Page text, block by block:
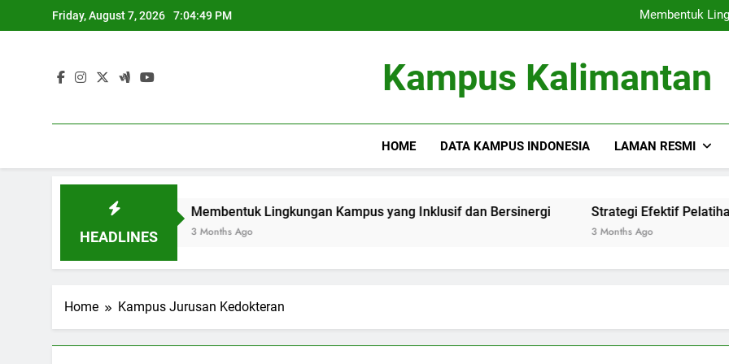
to
Friday, August 7, 2026 7:04:49 PM
Membentuk
Strategi Efektif Pelatihan
Membentuk
Strategi Efektif Pelatihan
Kampus Kalimantan
HOME DATA KAMPUS INDONESIA LAMAN RESMI
HEADLINES
Membentuk Lingkungan Kampus yang Inklusif dan Bersinergi
3 Months Ago
Strategi Efektif Pelatihan
3 Months Ago
Home Kampus Jurusan Kedokteran